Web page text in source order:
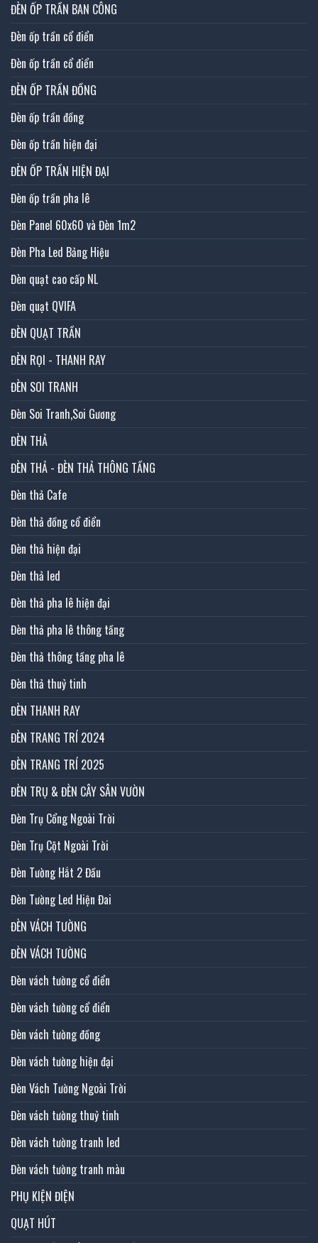
ĐÈN ỐP TRẦN BAN CÔNG
Đèn ốp trần cổ điển
Đèn ốp trần cổ điển
ĐÈN ỐP TRẦN ĐỒNG
Đèn ốp trần đồng
Đèn ốp trần hiện đại
ĐÈN ỐP TRẦN HIỆN ĐẠI
Đèn ốp trần pha lê
Đèn Panel 60x60 và Đèn 1m2
Đèn Pha Led Bảng Hiệu
Đèn quạt cao cấp NL
Đèn quạt QVIFA
ĐÈN QUẠT TRẦN
ĐÈN RỌI - THANH RAY
ĐÈN SOI TRANH
Đèn Soi Tranh,Soi Gương
ĐÈN THẢ
ĐÈN THẢ - ĐÈN THẢ THÔNG TẦNG
Đèn thả Cafe
Đèn thả đồng cổ điển
Đèn thả hiện đại
Đèn thả led
Đèn thả pha lê hiện đại
Đèn thả pha lê thông tầng
Đèn thả thông tầng pha lê
Đèn thả thuỷ tinh
ĐÈN THANH RAY
ĐÈN TRANG TRÍ 2024
ĐÈN TRANG TRÍ 2025
ĐÈN TRỤ & ĐÈN CÂY SÂN VƯỜN
Đèn Trụ Cổng Ngoài Trời
Đèn Trụ Cột Ngoài Trời
Đèn Tường Hắt 2 Đầu
Đèn Tường Led Hiện Đai
ĐÈN VÁCH TƯỜNG
ĐÈN VÁCH TƯỜNG
Đèn vách tường cổ điển
Đèn vách tường cổ điển
Đèn vách tường đồng
Đèn vách tường hiện đại
Đèn Vách Tường Ngoài Trời
Đèn vách tường thuỷ tinh
Đèn vách tường tranh led
Đèn vách tường tranh màu
PHỤ KIỆN ĐIỆN
QUẠT HÚT